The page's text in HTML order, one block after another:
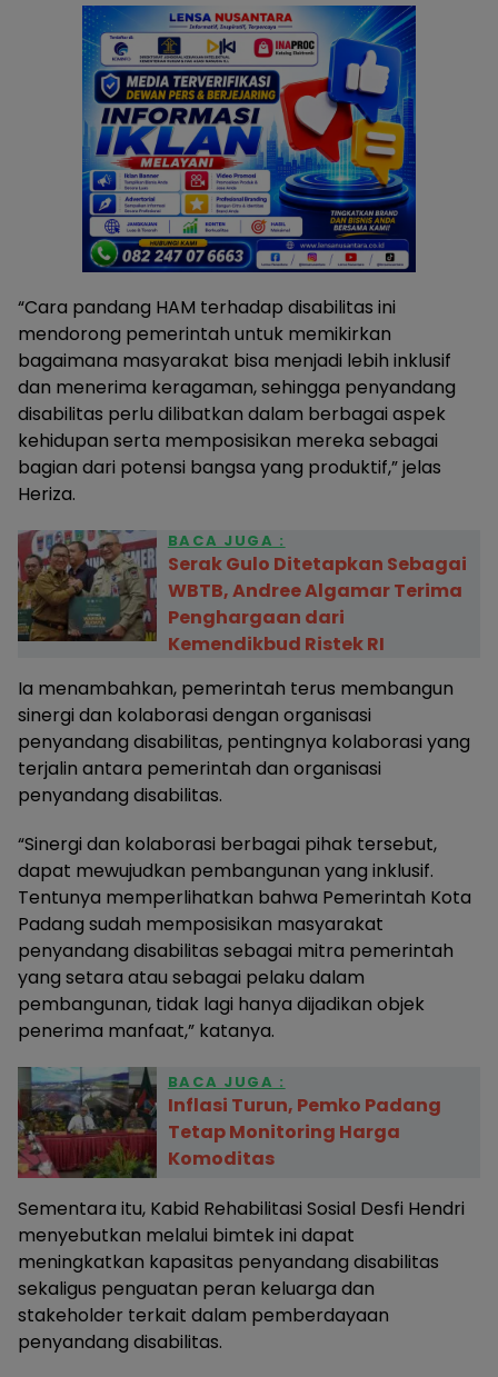
“Cara pandang HAM terhadap disabilitas ini
mendorong pemerintah untuk memikirkan
bagaimana masyarakat bisa menjadi lebih inklusif
dan menerima keragaman, sehingga penyandang
disabilitas perlu dilibatkan dalam berbagai aspek
kehidupan serta memposisikan mereka sebagai
bagian dari potensi bangsa yang produktif,” jelas
Heriza.
BACA JUGA :
Serak Gulo Ditetapkan Sebagai
WBTB, Andree Algamar Terima
Penghargaan dari
Kemendikbud Ristek RI
Ia menambahkan, pemerintah terus membangun
sinergi dan kolaborasi dengan organisasi
penyandang disabilitas, pentingnya kolaborasi yang
terjalin antara pemerintah dan organisasi
penyandang disabilitas.
“Sinergi dan kolaborasi berbagai pihak tersebut,
dapat mewujudkan pembangunan yang inklusif.
Tentunya memperlihatkan bahwa Pemerintah Kota
Padang sudah memposisikan masyarakat
penyandang disabilitas sebagai mitra pemerintah
yang setara atau sebagai pelaku dalam
pembangunan, tidak lagi hanya dijadikan objek
penerima manfaat,” katanya.
BACA JUGA :
Inflasi Turun, Pemko Padang
Tetap Monitoring Harga
Komoditas
Sementara itu, Kabid Rehabilitasi Sosial Desfi Hendri
menyebutkan melalui bimtek ini dapat
meningkatkan kapasitas penyandang disabilitas
sekaligus penguatan peran keluarga dan
stakeholder terkait dalam pemberdayaan
penyandang disabilitas.